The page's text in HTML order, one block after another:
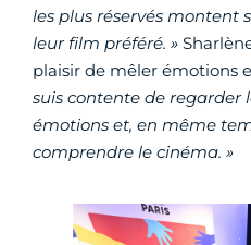
les plus réservés montent
leur film préféré. »
plaisir de mêler émotions
suis contente de regarder
émotions et, en même
comprendre le cinéma. »